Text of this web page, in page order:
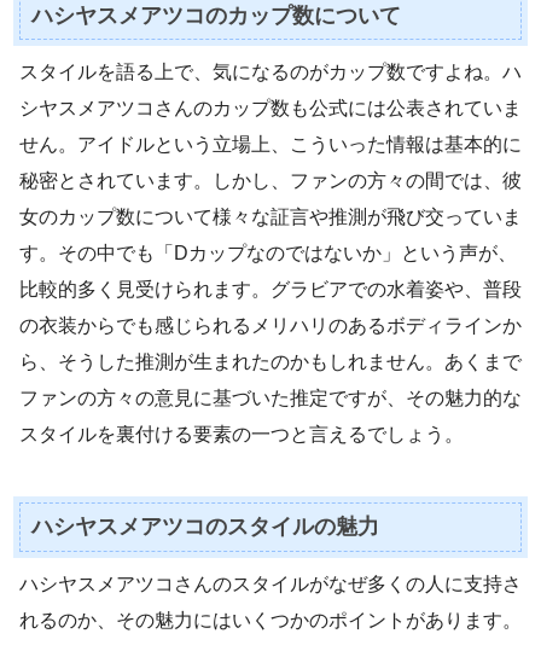
ハシヤスメアツコのカップ数について
スタイルを語る上で、気になるのがカップ数ですよね。ハ
シヤスメアツコさんのカップ数も公式には公表されていま
せん。アイドルという立場上、こういった情報は基本的に
秘密とされています。しかし、ファンの方々の間では、彼
女のカップ数について様々な証言や推測が飛び交っていま
す。その中でも「Dカップなのではないか」という声が、
比較的多く見受けられます。グラビアでの水着姿や、普段
の衣装からでも感じられるメリハリのあるボディラインか
ら、そうした推測が生まれたのかもしれません。あくまで
ファンの方々の意見に基づいた推定ですが、その魅力的な
スタイルを裏付ける要素の一つと言えるでしょう。
ハシヤスメアツコのスタイルの魅力
ハシヤスメアツコさんのスタイルがなぜ多くの人に支持さ
れるのか、その魅力にはいくつかのポイントがあります。